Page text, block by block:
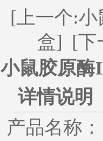
[上一个:小
盒] [下
小鼠胶原酶
详情说明
产品名称：